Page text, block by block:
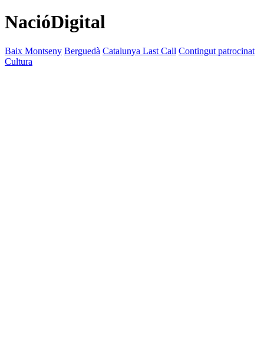
NacióDigital
Baix Montseny Berguedà Catalunya Last Call Contingut patrocinat
Cultura